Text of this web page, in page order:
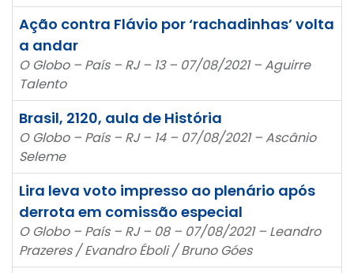
Ação contra Flávio por ‘rachadinhas’ volta
a andar
O Globo – País – RJ – 13 – 07/08/2021 – Aguirre
Talento
Brasil, 2120, aula de História
O Globo – País – RJ – 14 – 07/08/2021 – Ascânio
Seleme
Lira leva voto impresso ao plenário após
derrota em comissão especial
O Globo – País – RJ – 08 – 07/08/2021 – Leandro
Prazeres / Evandro Éboli / Bruno Góes